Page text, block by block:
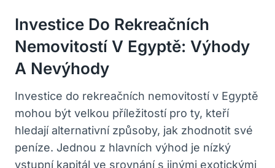
Investice ​do Rekreačních⁢
Nemovitostí V Egyptě: Výhody
A Nevýhody
Investice do rekreačních ⁤nemovitostí v Egyptě
mohou být velkou​ příležitostí pro ty, kteří
hledají alternativní způsoby,⁢ jak ‌zhodnotit své
peníze. Jednou ⁣z hlavních‌ výhod je nízký
vstupní kapitál ve srovnání s jinými‍ exotickými